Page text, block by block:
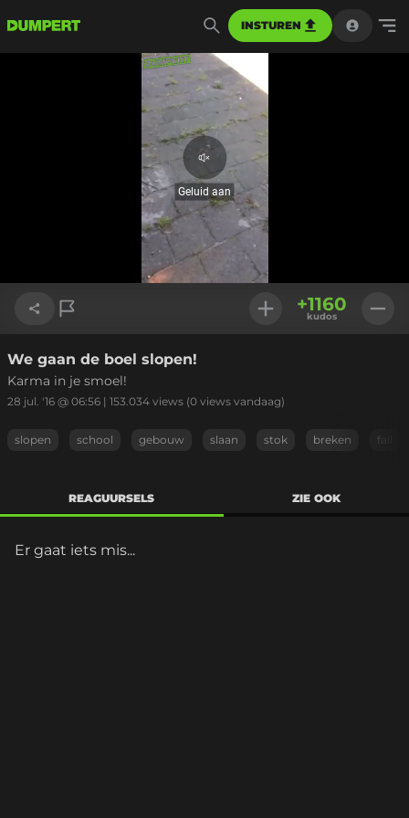
INSTUREN
Geluid
aan
Geluid aan
Geladen
100.00%
Link kopiëren
+1160
kudos
We gaan de boel slopen!
Karma in je smoel!
28 jul. '16 @ 06:56 | 153.034 views (0 views vandaag)
slopen school gebouw slaan stok breken fail
REAGUURSELS ZIE OOK
Er gaat iets mis...